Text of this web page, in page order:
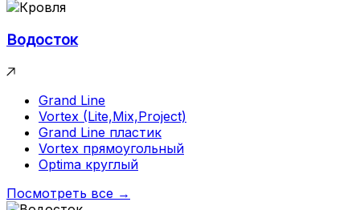
Водосток
Grand Line
Vortex (Lite,Mix,Project)
Grand Line пластик
Vortex прямоугольный
Optima круглый
Посмотреть все →